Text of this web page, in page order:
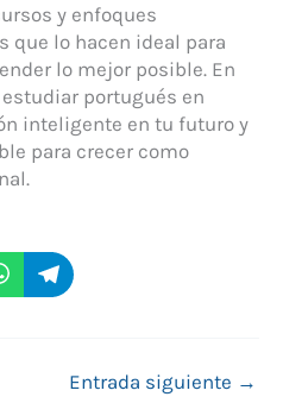
y enfoques
que lo hacen ideal para
lo mejor posible. En
portugués en
inteligente en tu futuro y
para crecer como
Entrada siguiente →